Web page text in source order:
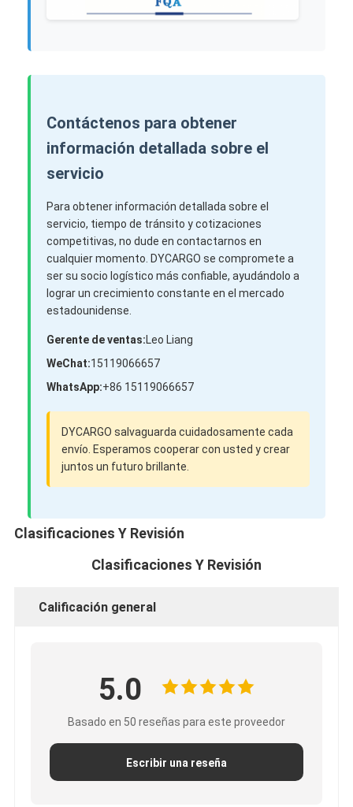
Contáctenos para obtener
información detallada sobre el
servicio
Para obtener información detallada sobre el
servicio, tiempo de tránsito y cotizaciones
competitivas, no dude en contactarnos en
cualquier momento. DYCARGO se compromete a
ser su socio logístico más confiable, ayudándolo a
lograr un crecimiento constante en el mercado
estadounidense.
Gerente de ventas:Leo Liang
WeChat:15119066657
WhatsApp:+86 15119066657
DYCARGO salvaguarda cuidadosamente cada
envío. Esperamos cooperar con usted y crear
juntos un futuro brillante.
Clasificaciones Y Revisión
Clasificaciones Y Revisión
Calificación general
5.0
Basado en 50 reseñas para este proveedor
Escribir una reseña